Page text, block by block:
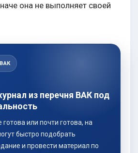
она не выполняет своей
из перечня ВАК под
готова или почти готова, на
быстро подобрать
и провести материал по